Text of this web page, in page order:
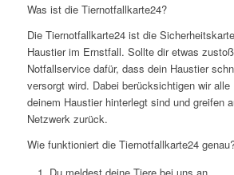
Was ist die Tiernotfallkarte24?
Die Tiernotfallkarte24 ist die
Haustier im Ernstfall. Sollte dir etwas
Notfallservice dafür, dass dein Haustier
versorgt wird. Dabei berücksichtigen wir
deinem Haustier hinterlegt sind und greifen
Netzwerk zurück.
Wie funktioniert die Tiernotfallkarte24